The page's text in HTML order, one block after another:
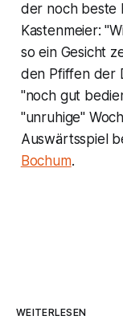
der noch beste
Kastenmeier:
so ein Gesicht
den Pfiffen der
"noch gut
"unruhige"
Auswärtsspiel
Bochum.
WEITERLESEN